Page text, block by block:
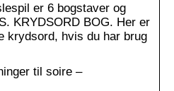
er 6 bogstaver og
KRYDSORD BOG. Her er
krydsord, hvis du har brug
til soire –